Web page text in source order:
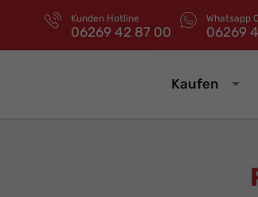
Kunden Hotline
06269 42 87 00
Whatsapp
06269
Kaufen